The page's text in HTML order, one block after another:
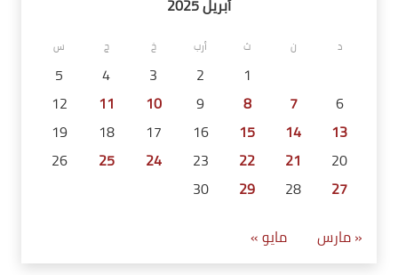
أبريل 2025
د ن ث أرب خ ج س
1
2
3
4
5
6
7
8
9
10
11
12
13
14
15
16
17
18
19
20
21
22
23
24
25
26
27
28
29
30
« مارس
مايو »